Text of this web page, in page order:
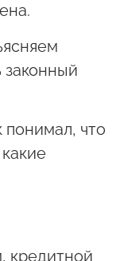
понимал, что
кредитной